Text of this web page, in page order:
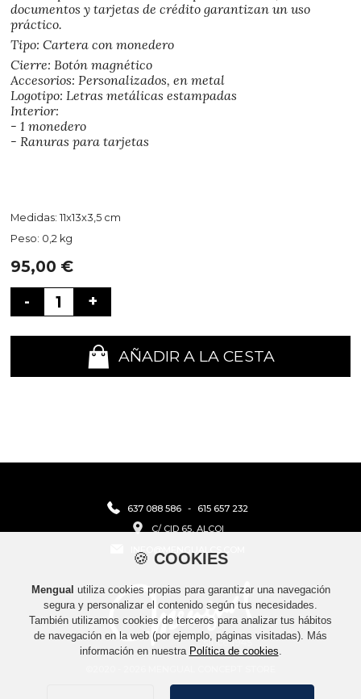
documentos y tarjetas de crédito garantizan un uso
práctico.
Tipo: Cartera con monedero
Cierre: Botón magnético
Accesorios: Personalizados, en metal
Logotipo: Letras metálicas estampadas
Interior:
- 1 monedero
- Ranuras para tarjetas
Medidas: 11x13x3,5 cm
Peso: 0,2 kg
95,00 €
-
+
AÑADIR A LA CESTA
637 088 586 -
615 657 232
C/ CID 65, ALCOI
INFO@MENGUALCS.COM
🍪 COOKIES
Mengual utiliza cookies propias para garantizar una navegación
segura y personalizar el contenido según tus necesidades.
También utilizamos cookies de terceros para analizar tus hábitos
de navegación en la web (por ejemplo, páginas visitadas). Más
información en nuestra Política de cookies.